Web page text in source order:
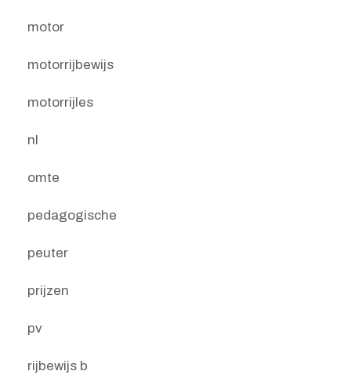
motor
motorrijbewijs
motorrijles
nl
omte
pedagogische
peuter
prijzen
pv
rijbewijs b